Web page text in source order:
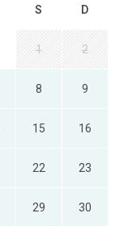
S D
1 2
8 9
15 16
22 23
29 30